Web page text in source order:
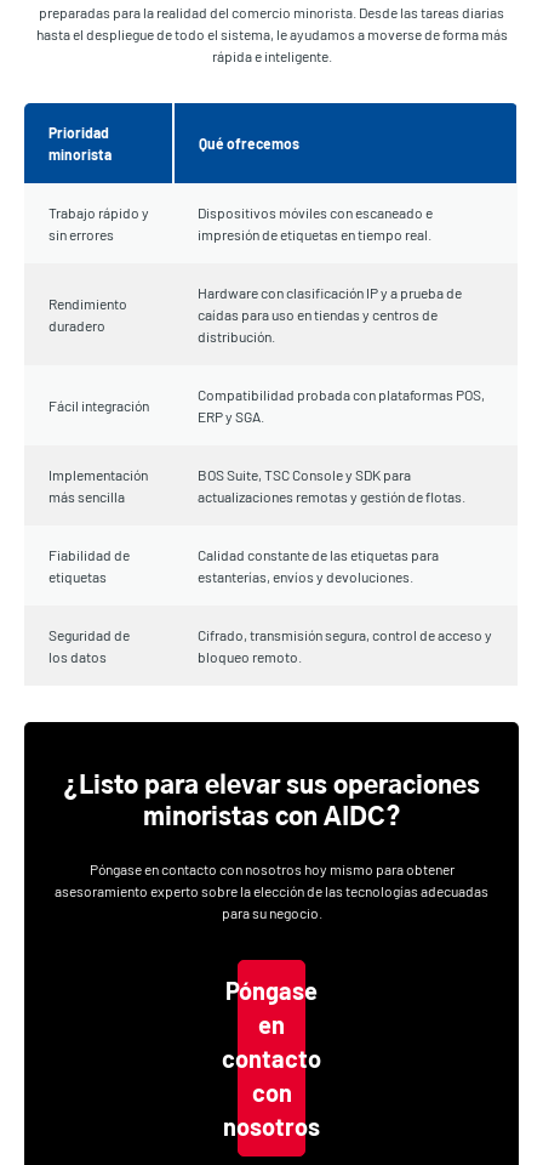
preparadas para la realidad del comercio minorista. Desde las tareas diarias
hasta el despliegue de todo el sistema, le ayudamos a moverse de forma más
rápida e inteligente.
Prioridad
minorista
Qué ofrecemos
Trabajo rápido y
sin errores
Dispositivos móviles con escaneado e
impresión de etiquetas en tiempo real.
Rendimiento
duradero
Hardware con clasificación IP y a prueba de
caídas para uso en tiendas y centros de
distribución.
Fácil integración
Compatibilidad probada con plataformas POS,
ERP y SGA.
Implementación
más sencilla
BOS Suite, TSC Console y SDK para
actualizaciones remotas y gestión de flotas.
Fiabilidad de
etiquetas
Calidad constante de las etiquetas para
estanterías, envíos y devoluciones.
Seguridad de
los datos
Cifrado, transmisión segura, control de acceso y
bloqueo remoto.
¿Listo para elevar sus operaciones
minoristas con AIDC?
Póngase en contacto con nosotros hoy mismo para obtener
asesoramiento experto sobre la elección de las tecnologías adecuadas
para su negocio.
Póngase
en
contacto
con
nosotros